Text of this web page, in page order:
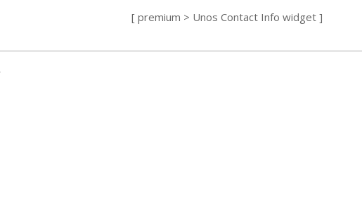
[ premium > Unos Contact Info widget ]